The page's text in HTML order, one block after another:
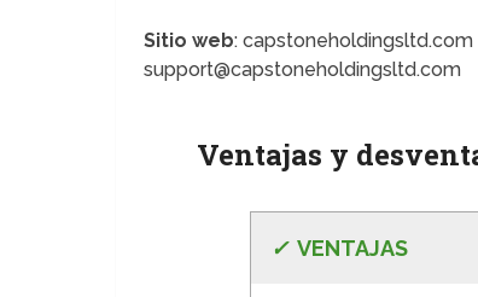
Sitio web: capstoneholdingsltd.com
support@capstoneholdingsltd.com
Ventajas y
✓VENTAJAS